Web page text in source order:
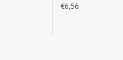
€6,56